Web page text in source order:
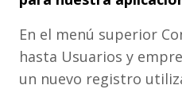
En el menú superior
hasta Usuarios y
un nuevo registro